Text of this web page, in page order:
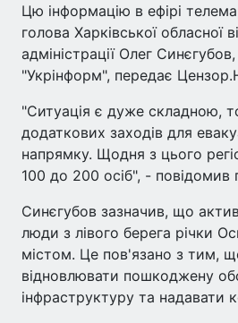
Цю інформацію в ефірі
голова Харківської обласної
адміністрації Олег
"Укрінформ", передає
"Ситуація є дуже складною,
додаткових заходів для
напрямку. Щодня з цього
100 до 200 осіб", - повідомив
Синєгубов зазначив, що
люди з лівого берега річки
містом. Це пов'язано з тим,
відновлювати пошкоджену
інфраструктуру та надавати